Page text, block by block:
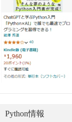
Python情報